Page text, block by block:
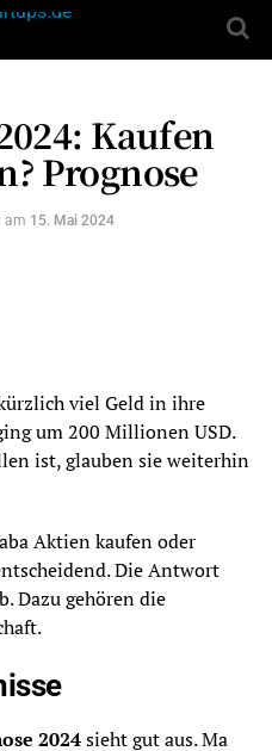
Kaufen
Prognose
am 15. Mai 2024
viel Geld in ihre
um 200 Millionen USD.
ist, glauben sie weiterhin
Aktien kaufen oder
Die Antwort
Dazu gehören die
2024sieht gut aus. Ma